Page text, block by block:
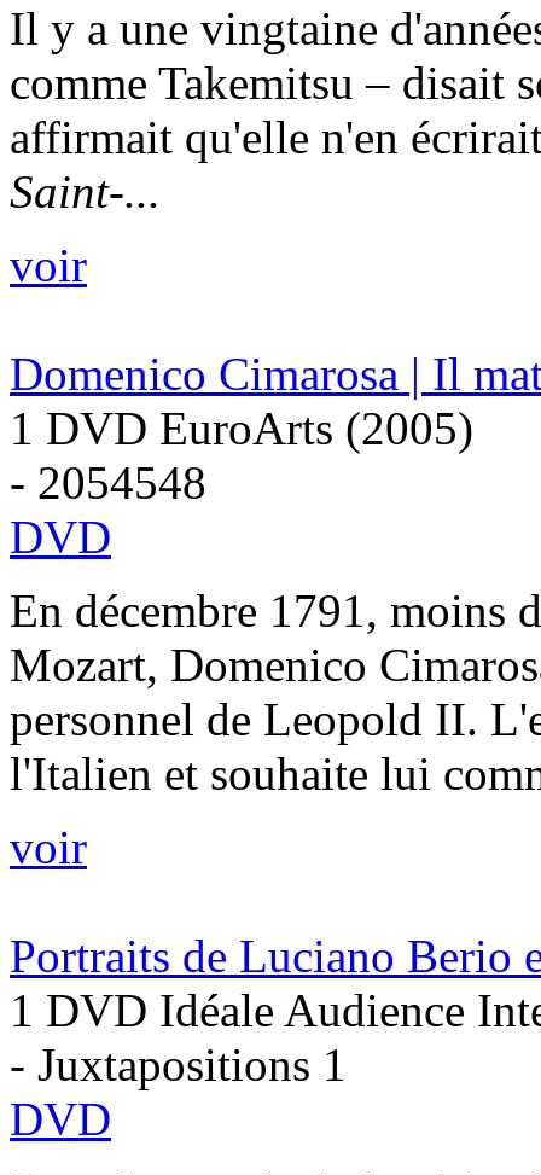
Il y a une vingtaine
comme Takemitsu – disait
affirmait qu'elle n'en
Saint-...
voir
Domenico Cimarosa | Il
1 DVD EuroArts (2005)
- 2054548
DVD
En décembre 1791, moins
Mozart, Domenico
personnel de Leopold II.
l'Italien et souhaite lui
voir
Portraits de Luciano Berio
1 DVD Idéale Audience
- Juxtapositions 1
DVD